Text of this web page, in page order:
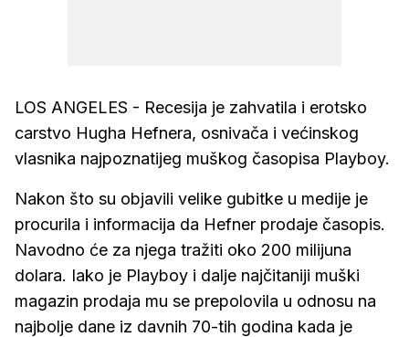
LOS ANGELES - Recesija je zahvatila i erotsko
carstvo Hugha Hefnera, osnivača i većinskog
vlasnika najpoznatijeg muškog časopisa Playboy.
Nakon što su objavili velike gubitke u medije je
procurila i informacija da Hefner prodaje časopis.
Navodno će za njega tražiti oko 200 milijuna
dolara. Iako je Playboy i dalje najčitaniji muški
magazin prodaja mu se prepolovila u odnosu na
najbolje dane iz davnih 70-tih godina kada je